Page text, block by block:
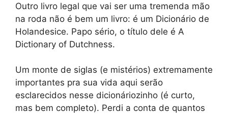
Outro livro legal que vai ser uma tremenda mão
na roda não é bem um livro: é um Dicionário de
Holandesice. Papo sério, o título dele é A
Dictionary of Dutchness.
Um monte de siglas (e mistérios) extremamente
importantes pra sua vida aqui serão
esclarecidos nesse dicionáriozinho (é curto,
mas bem completo). Perdi a conta de quantos